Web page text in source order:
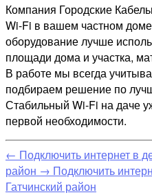
Компания Городские
Wi-Fi в вашем частном
оборудование лучше
площади дома и участка,
В работе мы всегда
подбираем решение по
Стабильный Wi-Fi на даче
первой необходимости.
← Подключить интернет в
район → Подключить
Гатчинский район